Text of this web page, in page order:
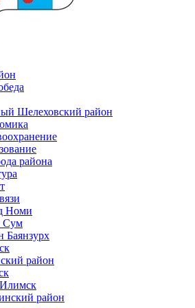
Шелеховский район
района
Номи
Сум
Баянзурх
район
район